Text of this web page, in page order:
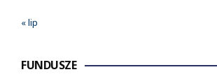
« lip
FUNDUSZE